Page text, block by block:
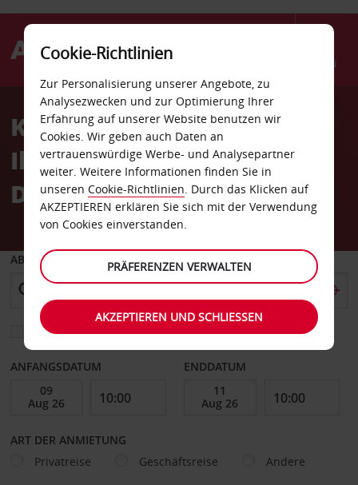
Menü
Kostenloses Upgrade für
Ihren Sommer in
Dänemark
ABHOLEN VON
Eine andere Rückgabestation auswählen
ANFANGSDATUM ENDDATUM
ART DER ANMIETUNG
Privatreise
Geschäftsreise Andere
Cookie-Richtlinien
Zur Personalisierung unserer Angebote, zu
Analysezwecken und zur Optimierung Ihrer
Erfahrung auf unserer Website benutzen wir
Cookies. Wir geben auch Daten an
vertrauenswürdige Werbe- und Analysepartner
weiter. Weitere Informationen finden Sie in
unseren Cookie-Richtlinien. Durch das Klicken auf
AKZEPTIEREN erklären Sie sich mit der Verwendung
von Cookies einverstanden.
PRÄFERENZEN VERWALTEN
AKZEPTIEREN UND SCHLIESSEN